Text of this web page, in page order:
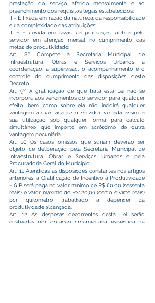
prestação do serviço aferido mensalmente e ao
preenchimento dos requisitos legais estabelecidos;
II – É fixada em razão da natureza, da responsabilidade
e da complexidade das atribuições;
III – É devida em razão da pontuação obtida pelo
servidor em aferição mensal no cumprimento das
metas de produtividade;
Art. 8º Compete à Secretaria Municipal de
Infraestrutura, Obras e Serviços Urbanos a
coordenação, a supervisão, o acompanhamento e o
controle do cumprimento das disposições deste
Decreto.
Art. 9º A gratificação de que trata esta Lei não se
incorpora aos vencimentos do servidor para qualquer
efeito, bem como sobre ela não incidirá qualquer
vantagem a que faça jus o servidor, vedada, assim, a
sua utilização, sob qualquer forma, para cálculo
simultâneo que importe em acréscimo de outra
vantagem pecuniária.
Art. 10 Os casos omissos que surjam deverão ser
objeto de deliberação pela Secretaria Municipal de
Infraestrutura, Obras e Serviços Urbanos e pela
Procuradoria Geral do Município.
Art. 11 Atendidas as disposições constantes nos artigos
anteriores, a Gratificação de Incentivo à Produtividade
– GIP será paga no valor mínimo de R$ 60,00 (sessenta
reais) e valor máximo de R$120,00 (cento e vinte reais)
por quilômetro trabalhado, a depender da
produtividade alcançada.
Art. 12 As despesas decorrentes desta Lei serão
custeadas por dotação orçamentária específica da